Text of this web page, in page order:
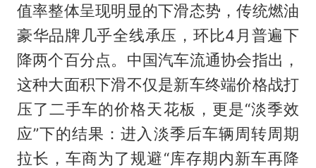
值率整体呈现明显的下滑态势，传统燃油
豪华品牌几乎全线承压，环比4月普遍下
降两个百分点。中国汽车流通协会指出，
这种大面积下滑不仅是新车终端价格战打
压了二手车的价格天花板，更是“淡季效
应”下的结果：进入淡季后车辆周转周期
拉长，车商为了规避“库存期内新车再降